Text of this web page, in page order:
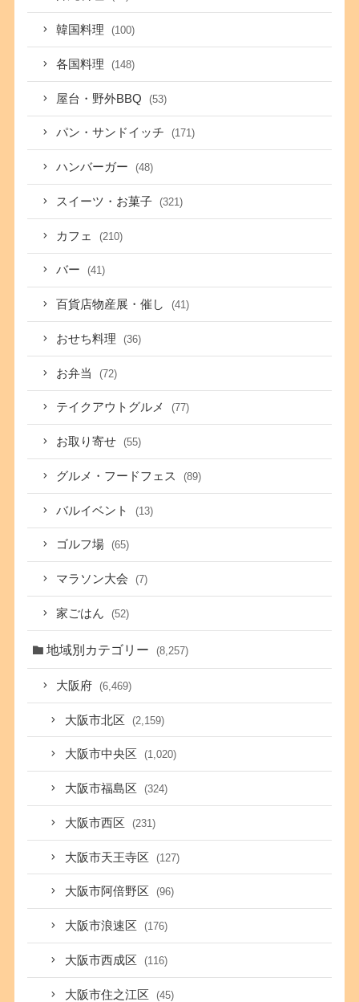
韓国料理 (100)
各国料理 (148)
屋台・野外BBQ (53)
パン・サンドイッチ (171)
ハンバーガー (48)
スイーツ・お菓子 (321)
カフェ (210)
バー (41)
百貨店物産展・催し (41)
おせち料理 (36)
お弁当 (72)
テイクアウトグルメ (77)
お取り寄せ (55)
グルメ・フードフェス (89)
バルイベント (13)
ゴルフ場 (65)
マラソン大会 (7)
家ごはん (52)
地域別カテゴリー (8,257)
大阪府 (6,469)
大阪市北区 (2,159)
大阪市中央区 (1,020)
大阪市福島区 (324)
大阪市西区 (231)
大阪市天王寺区 (127)
大阪市阿倍野区 (96)
大阪市浪速区 (176)
大阪市西成区 (116)
大阪市住之江区 (45)